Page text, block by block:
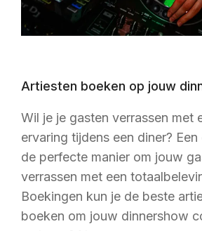
Artiesten boeken op jouw
Wil je je gasten verrassen met
ervaring tijdens een diner?
de perfecte manier om jouw
verrassen met een
Boekingen kun je de beste
boeken om jouw dinnershow